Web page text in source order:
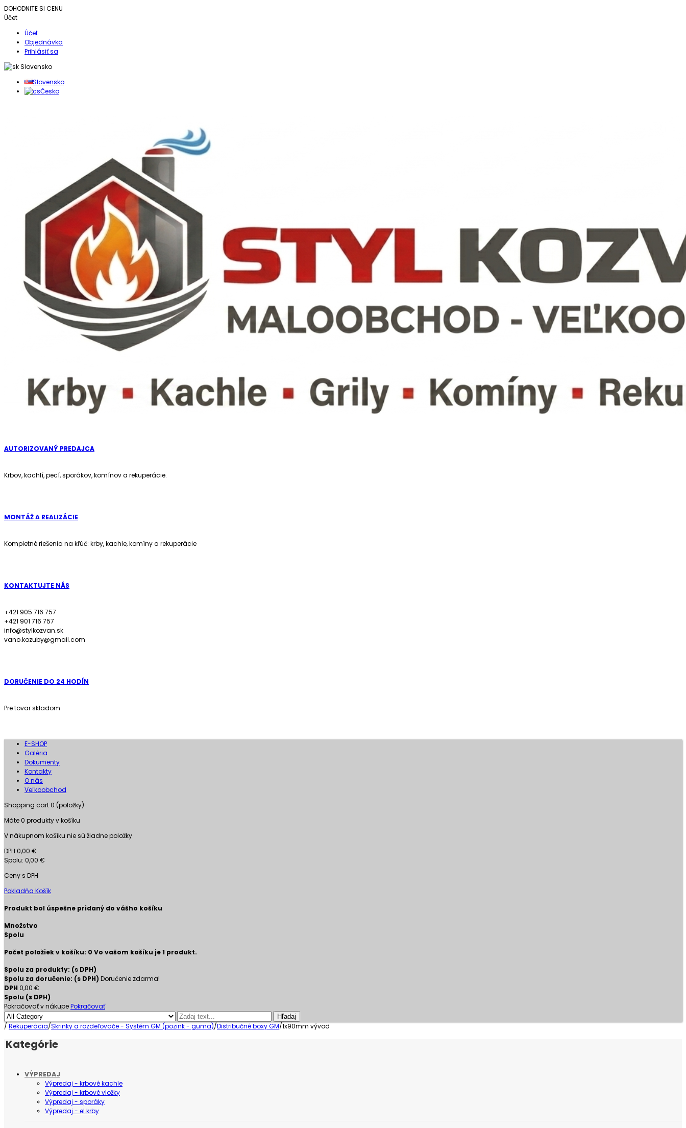
DOHODNITE SI CENU
Účet
Účet
Objednávka
Prihlásiť sa
Slovensko
Slovensko
Česko
AUTORIZOVANÝ PREDAJCA
Krbov, kachlí, pecí, sporákov, komínov a rekuperácie.
MONTÁŽ A REALIZÁCIE
Kompletné riešenia na kľúč: krby, kachle, komíny a rekuperácie
KONTAKTUJTE NÁS
+421 905 716 757
+421 901 716 757
info@stylkozvan.sk
vano.kozuby@gmail.com
DORUČENIE DO 24 HODÍN
Pre tovar skladom
E-SHOP
Galéria
Dokumenty
Kontakty
O nás
Veľkoobchod
Shopping cart0 (položky)
Máte0 produkty v košíku
V nákupnom košíku nie sú žiadne položky
DPH 0,00 €
Spolu: 0,00 €
Ceny s DPH
Pokladňa Košík
Produkt bol úspešne pridaný do vášho košíku
Množstvo
Spolu
Počet položiek v košíku: 0 Vo vašom košíku je 1 produkt.
Spolu za produkty: (s DPH)
Spolu za doručenie: (s DPH) Doručenie zdarma!
DPH 0,00 €
Spolu (s DPH)
Pokračovať v nákupePokračovať
Hľadaj
/ Rekuperácia/Skrinky a rozdeľovače - Systém GM (pozink - guma)/Distribučné boxy GM/1x90mm vývod
Kategórie
VÝPREDAJ
Výpredaj - krbové kachle
Výpredaj - krbové vložky
Výpredaj - sporáky
Výpredaj - el.krby